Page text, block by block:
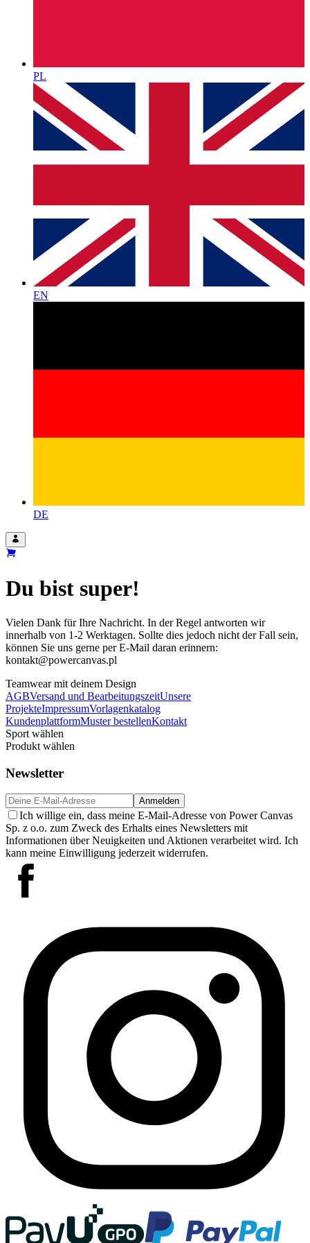
PL
EN
DE
Du bist super!
Vielen Dank für Ihre Nachricht. In der Regel antworten wir
innerhalb von 1-2 Werktagen. Sollte dies jedoch nicht der Fall sein,
können Sie uns gerne per E-Mail daran erinnern:
kontakt@powercanvas.pl
Teamwear mit deinem Design
AGBVersand und BearbeitungszeitUnsere
ProjekteImpressumVorlagenkatalog
KundenplattformMuster bestellenKontakt
Sport wählen
Produkt wählen
Newsletter
Anmelden
Ich willige ein, dass meine E-Mail-Adresse von Power Canvas
Sp. z o.o. zum Zweck des Erhalts eines Newsletters mit
Informationen über Neuigkeiten und Aktionen verarbeitet wird. Ich
kann meine Einwilligung jederzeit widerrufen.